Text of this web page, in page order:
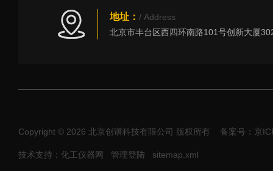
地址： / Address
Copyright © 2026 北京创谱科技有限公司 版权所有 备案号：京
技术支持：化工仪器网 管理登陆 sitemap.xml